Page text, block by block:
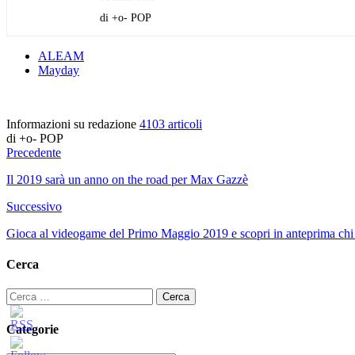
di +o- POP
ALEAM
Mayday
Informazioni su redazione 4103 articoli
di +o- POP
Precedente
Il 2019 sarà un anno on the road per Max Gazzè
Successivo
Gioca al videogame del Primo Maggio 2019 e scopri in anteprima chi
Cerca
Ricerca
per:
Categorie